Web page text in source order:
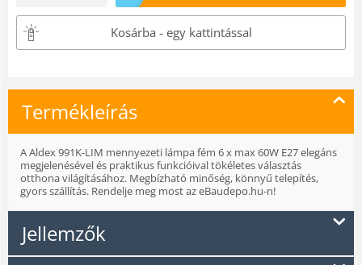
Kosárba - egy kattintással
Termékleírás
A Aldex 991K-LIM mennyezeti lámpa fém 6 x max 60W E27 elegáns
megjelenésével és praktikus funkcióival tökéletes választás
otthona világításához. Megbízható minőség, könnyű telepítés,
gyors szállítás. Rendelje meg most az eBaudepo.hu-n!
Jellemzők